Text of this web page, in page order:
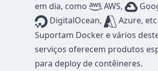
em dia, como
AWS,
DigitalOcean,
Azure, etc.
Suportam Docker e vários
serviços oferecem produtos
para deploy de contêineres.